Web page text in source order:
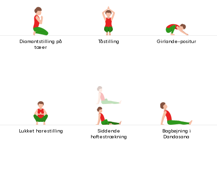
Diamantstilling på
tæer
Tåstilling Girlande-positur
Lukket harestilling
Siddende
hoftestrækning
Bagbøjning i
Dandasana